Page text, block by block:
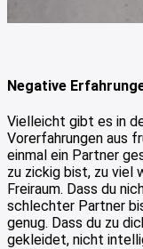
Negative
Vielleicht gibt es in
Vorerfahrungen aus
einmal ein Partner
zu zickig bist, zu viel
Freiraum. Dass du
schlechter Partner
genug. Dass du zu
gekleidet, nicht